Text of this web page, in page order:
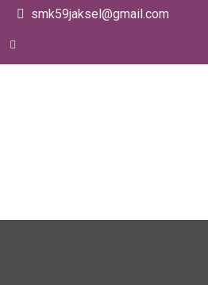
smk59jaksel@gmail.com